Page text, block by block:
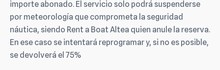
importe abonado. El servicio solo podrá suspenderse
por meteorología que comprometa la seguridad
náutica, siendo Rent a Boat Altea quien anule la reserva.
En ese caso se intentará reprogramar y, si no es posible,
se devolverá el 75%